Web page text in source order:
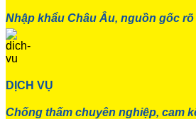
Nhập khẩu Châu Âu, nguồn gốc
DỊCH VỤ
Chống thấm chuyên nghiệp, cam